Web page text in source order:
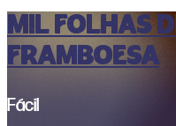
MIL FOLHAS
FRAMBOESA
Fácil